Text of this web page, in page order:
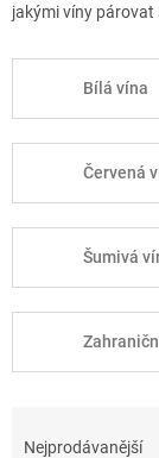
jakými víny párovat
Bílá vína
Červená
Šumivá
Nejprodávanější